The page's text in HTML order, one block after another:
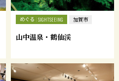
めぐる SIGHTSEEING 加賀市
山中温泉・鶴仙渓